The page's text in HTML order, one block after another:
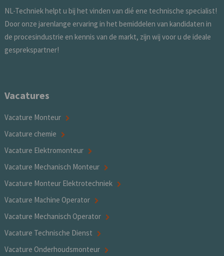
NL-Techniek helpt u bij het vinden van dié ene technische specialist!
Door onze jarenlange ervaring in het bemiddelen van kandidaten in
de procesindustrie en kennis van de markt, zijn wij voor u de ideale
gesprekspartner!
Vacatures
Vacature Monteur
Vacature chemie
Vacature Elektromonteur
Vacature Mechanisch Monteur
Vacature Monteur Elektrotechniek
Vacature Machine Operator
Vacature Mechanisch Operator
Vacature Technische Dienst
Vacature Onderhoudsmonteur